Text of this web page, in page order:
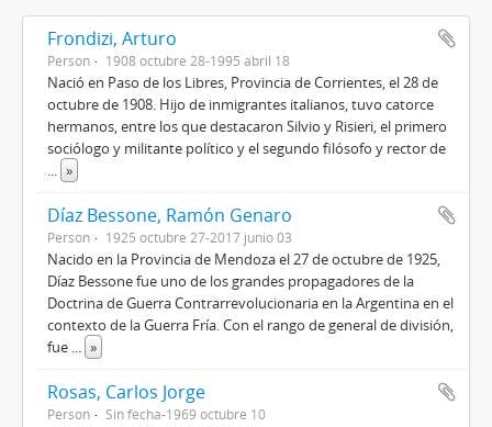
Frondizi, Arturo
Person 1908 octubre 28-1995 abril 18
Nació en Paso de los Libres, Provincia de Corrientes, el 28 de
octubre de 1908. Hijo de inmigrantes italianos, tuvo catorce
hermanos, entre los que destacaron Silvio y Risieri, el primero
sociólogo y militante político y el segundo filósofo y rector de
... »
Díaz Bessone, Ramón Genaro
Person 1925 octubre 27-2017 junio 03
Nacido en la Provincia de Mendoza el 27 de octubre de 1925,
Díaz Bessone fue uno de los grandes propagadores de la
Doctrina de Guerra Contrarrevolucionaria en la Argentina en el
contexto de la Guerra Fría. Con el rango de general de división,
fue ... »
Rosas, Carlos Jorge
Person Sin fecha-1969 octubre 10